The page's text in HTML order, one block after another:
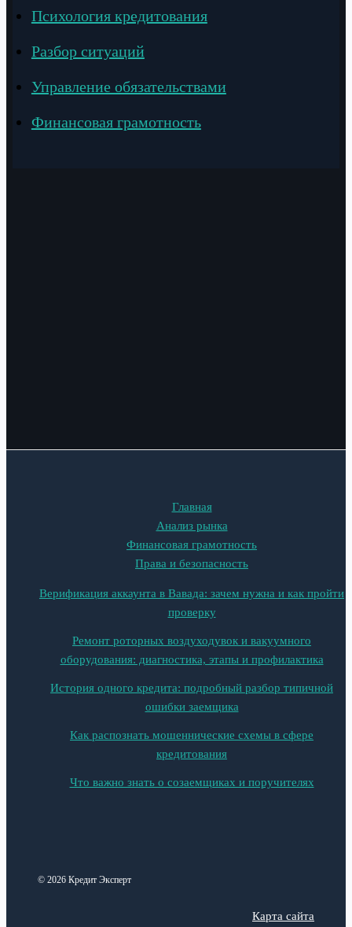
Психология кредитования
Разбор ситуаций
Управление обязательствами
Финансовая грамотность
Главная
Анализ рынка
Финансовая грамотность
Права и безопасность
Верификация аккаунта в Вавада: зачем нужна и как пройти
проверку
Ремонт роторных воздуходувок и вакуумного
оборудования: диагностика, этапы и профилактика
История одного кредита: подробный разбор типичной
ошибки заемщика
Как распознать мошеннические схемы в сфере
кредитования
Что важно знать о созаемщиках и поручителях
© 2026 Кредит Эксперт
Карта сайта